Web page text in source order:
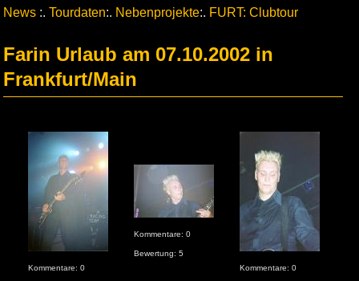
News :. Tourdaten:. Nebenprojekte:. FURT: Clubtour
Farin Urlaub am 07.10.2002 in
Frankfurt/Main
Kommentare: 0
Kommentare: 0
Bewertung: 5
Kommentare: 0